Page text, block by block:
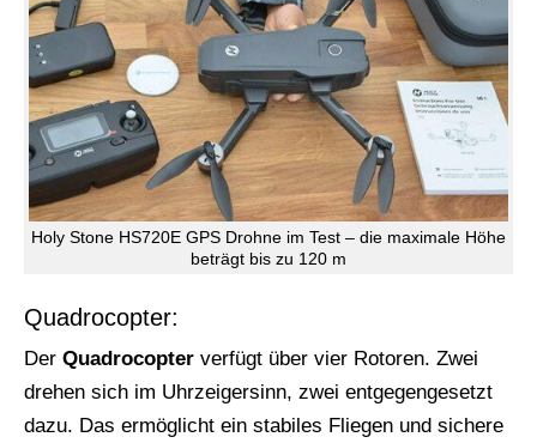
Holy Stone HS720E GPS Drohne im Test – die maximale Höhe
beträgt bis zu 120 m
Quadrocopter:
Der Quadrocopter verfügt über vier Rotoren. Zwei
drehen sich im Uhrzeigersinn, zwei entgegengesetzt
dazu. Das ermöglicht ein stabiles Fliegen und sichere